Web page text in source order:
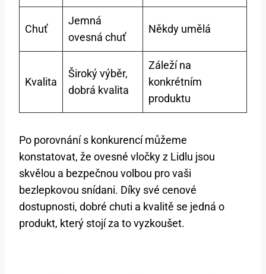
Chuť
Jemná
ovesná chuť
Někdy umělá
Kvalita
Široký výběr,
dobrá kvalita
Záleží na
konkrétním
produktu
Po porovnání s konkurencí můžeme
konstatovat, že ovesné vločky z Lidlu jsou
skvělou a bezpečnou volbou pro vaši
bezlepkovou snídani. Díky své cenové
dostupnosti, dobré chuti a kvalitě se jedná o
produkt, který stojí za to vyzkoušet.